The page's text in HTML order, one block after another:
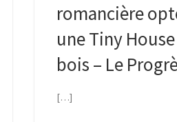
romancière
une Tiny
bois – Le
[…]